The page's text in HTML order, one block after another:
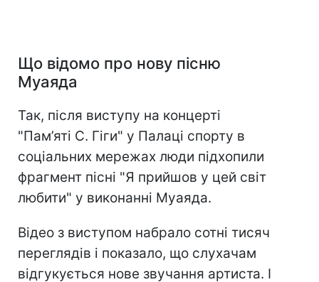
Що відомо про нову пісню
Муаяда
Так, після виступу на концерті
"Пам’яті С. Гіги" у Палаці спорту в
соціальних мережах люди підхопили
фрагмент пісні "Я прийшов у цей світ
любити" у виконанні Муаяда.
Відео з виступом набрало сотні тисяч
переглядів і показало, що слухачам
відгукується нове звучання артиста. І